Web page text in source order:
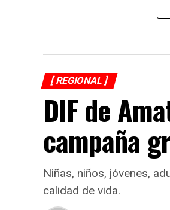
[ REGIONAL ]
DIF de
campaña
Niñas, niños, jóvenes,
calidad de vida.